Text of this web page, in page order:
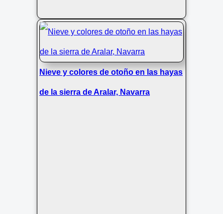
Nieve y colores de otoño en las hayas
de la sierra de Aralar, Navarra